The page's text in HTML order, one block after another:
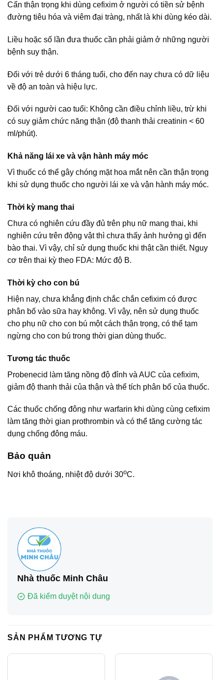
Cẩn thận trọng khi dùng cefixim ở người có tiền sử bệnh
đường tiêu hóa và viêm đại tràng, nhất là khi dùng kéo dài.
Liều hoặc số lần đưa thuốc cần phải giảm ở những người
bệnh suy thận.
Đối với trẻ dưới 6 tháng tuổi, cho đến nay chưa có dữ liệu
về độ an toàn và hiệu lực.
Đối với người cao tuổi: Không cần điều chỉnh liều, trừ khi
có suy giảm chức năng thận (độ thanh thải creatinin < 60
ml/phút).
Khả năng lái xe và vận hành máy móc
Vì thuốc có thể gây chóng mặt hoa mắt nên cần thận trọng
khi sử dụng thuốc cho người lái xe và vận hành máy móc.
Thời kỳ mang thai
Chưa có nghiên cứu đầy đủ trên phụ nữ mang thai, khi
nghiên cứu trên động vật thì chưa thấy ảnh hưởng gì đến
bào thai. Vì vậy, chỉ sử dụng thuốc khi thật cần thiết. Nguy
cơ trên thai kỳ theo FDA: Mức độ B.
Thời kỳ cho con bú
Hiện nay, chưa khẳng định chắc chắn cefixim có được
phân bố vào sữa hay không. Vì vậy, nên sử dụng thuốc
cho phụ nữ cho con bú một cách thận trọng, có thể tạm
ngừng cho con bú trong thời gian dùng thuốc.
Tương tác thuốc
Probenecid làm tăng nồng độ đỉnh và AUC của cefixim,
giảm độ thanh thải của thận và thể tích phân bố của thuốc.
Các thuốc chống đông như warfarin khi dùng cùng cefixim
làm tăng thời gian prothrombin và có thể tăng cường tác
dụng chống đông máu.
Bảo quản
Nơi khô thoáng, nhiệt độ dưới 30oC.
Nhà thuốc Minh Châu
Đã kiểm duyệt nội dung
SẢN PHẨM TƯƠNG TỰ